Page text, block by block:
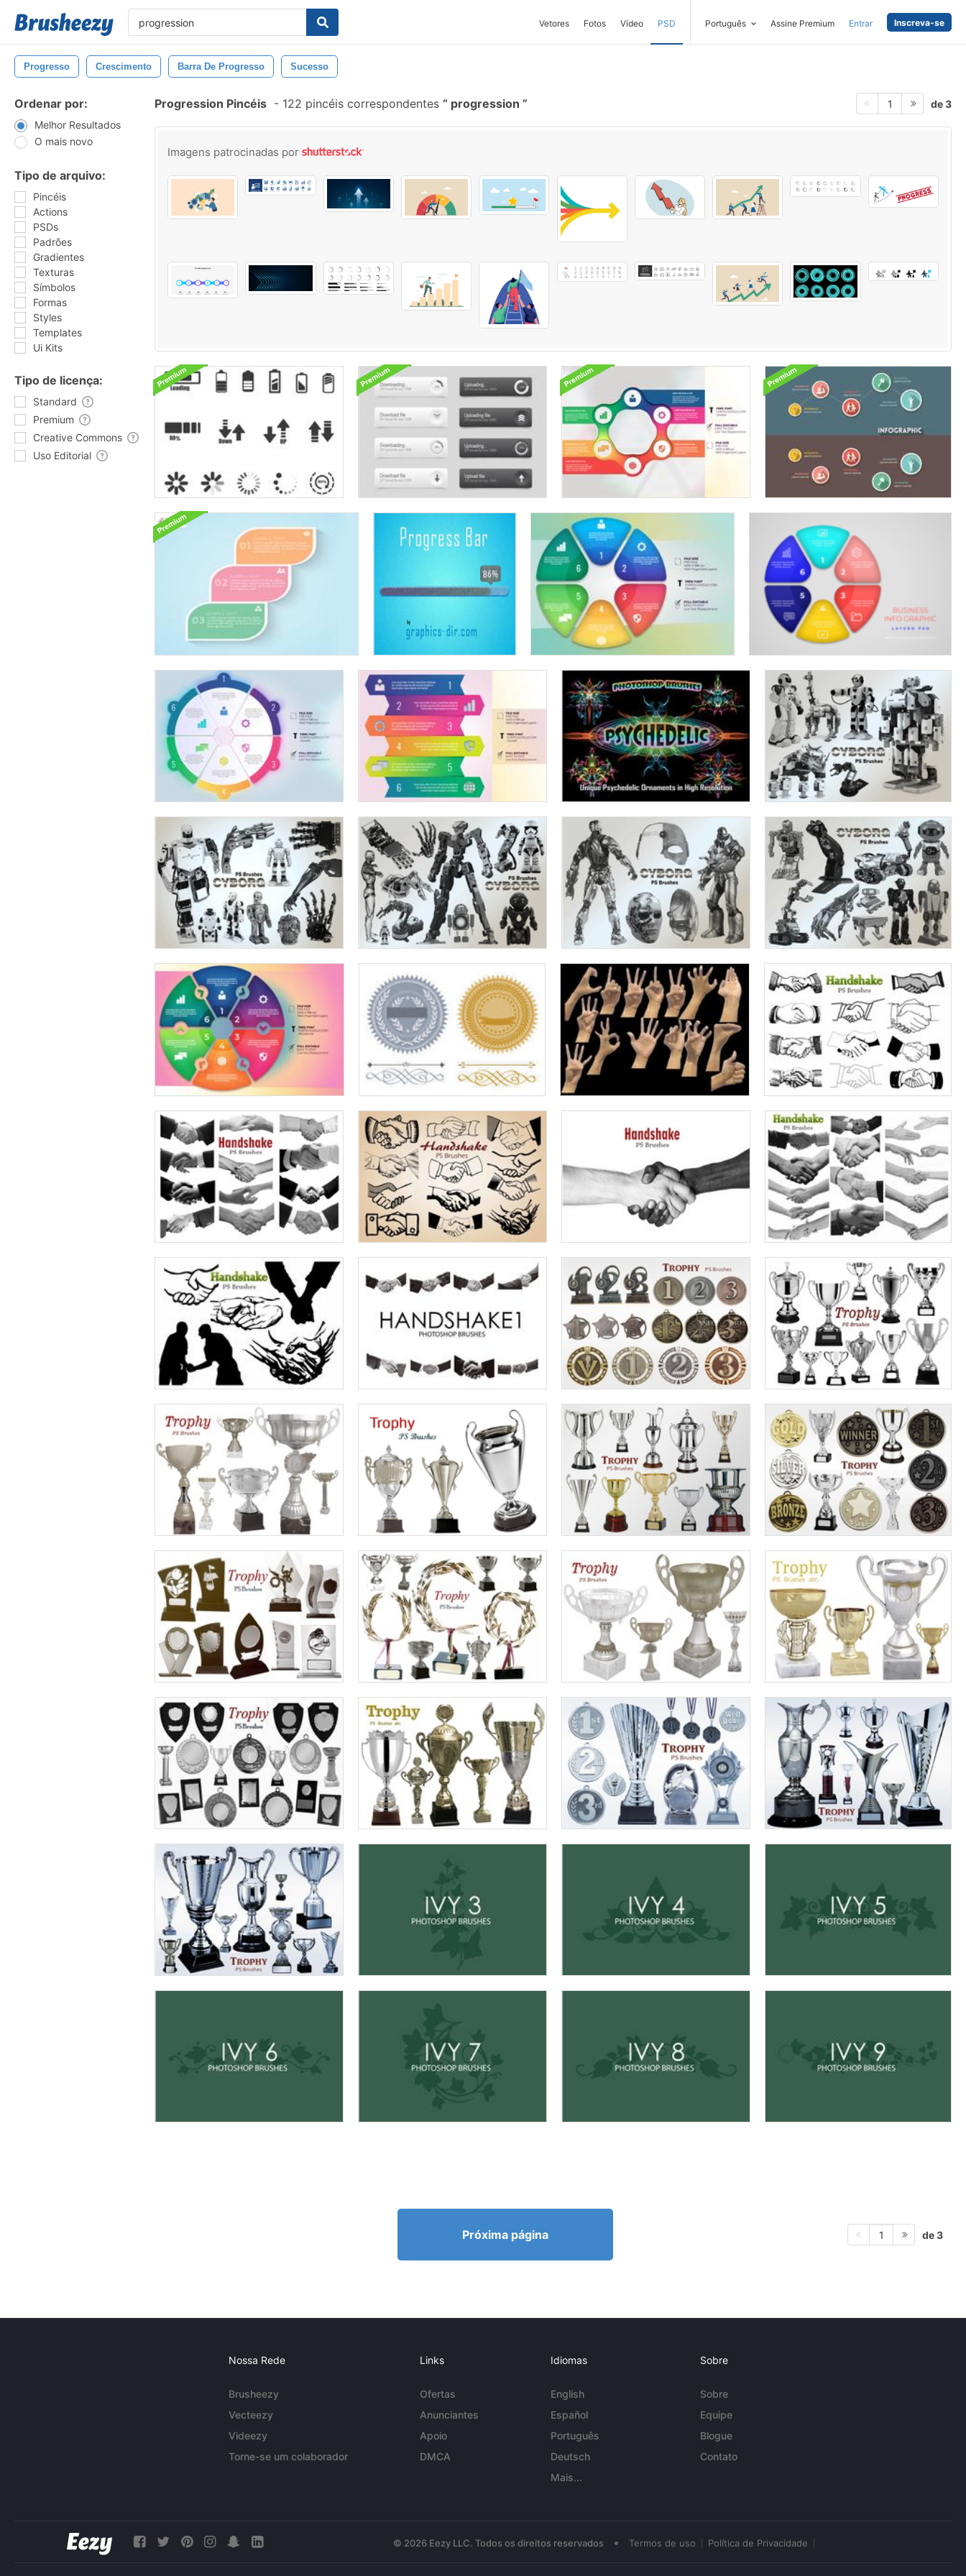
Vetores Fotos Vídeo PSD Português Assine Premium Entrar Inscreva-se
Progresso Crescimento Barra De Progresso Sucesso
Ordenar por:
Melhor Resultados
O mais novo
Tipo de arquivo:
Pincéis
Actions
PSDs
Padrões
Gradientes
Texturas
Símbolos
Formas
Styles
Templates
Ui Kits
Tipo de licença:
Standard
Premium
Creative Commons
Uso Editorial
Progression Pincéis - 122 pincéis correspondentes progression 1 de 3
Imagens patrocinadas por
Próxima página 1 de 3
Nossa Rede
Brusheezy
Vecteezy
Videezy
Torne-se um colaborador
Links
Ofertas
Anunciantes
Apoio
DMCA
Idiomas
English
Español
Português
Deutsch
Mais...
Sobre
Sobre
Equipe
Blogue
Contato
© 2026 Eezy LLC. Todos os direitos reservados • Termos de uso Política de Privacidade